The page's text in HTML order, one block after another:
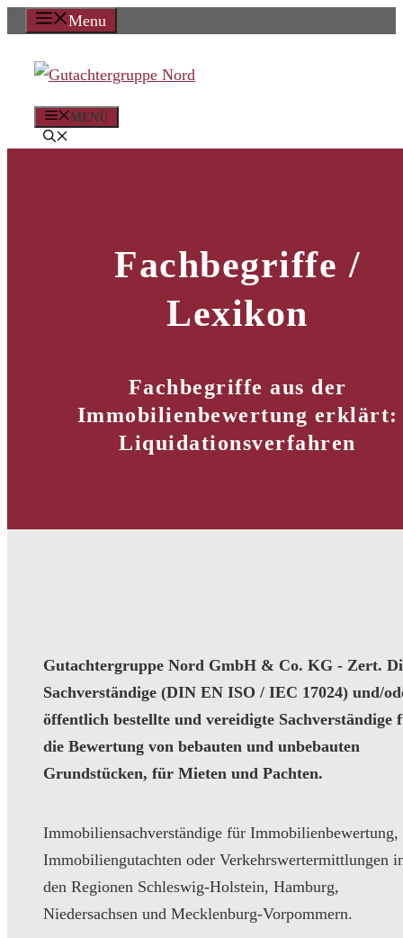
Zum
springen
Menu
MENÜ
Fachbegriffe /
Lexikon
Fachbegriffe aus der
Immobilienbewertung erklärt:
Liquidationsverfahren
Gutachtergruppe Nord GmbH & Co. KG - Zert.
Sachverständige (DIN EN ISO / IEC 17024) und/
öffentlich bestellte und vereidigte Sachverständige
die Bewertung von bebauten und unbebauten
Grundstücken, für Mieten und Pachten.
Immobiliensachverständige für Immobilienbewertung,
Immobiliengutachten oder Verkehrswertermittlungen
den Regionen Schleswig-Holstein, Hamburg,
Niedersachsen und Mecklenburg-Vorpommern.